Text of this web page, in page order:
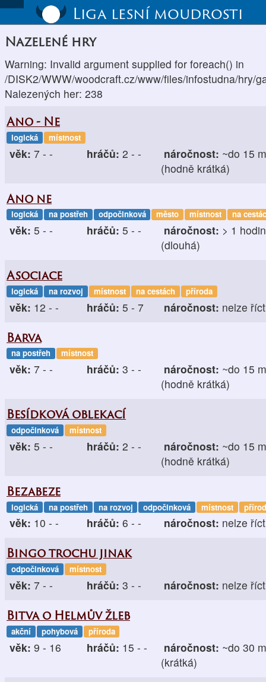
Liga lesní moudrosti
Nazelené hry
Warning: Invalid argument supplied for foreach() in
/DISK2/WWW/woodcraft.cz/www/files/infostudna/hry/
Nalezených her: 238
Ano - Ne
logická místnost
věk: 7 - - hráčů: 2 - - náročnost: ~do 15
(hodně krátká)
Ano ne
logická na postřeh odpočinková město místnost na
věk: 5 - - hráčů: 5 - - náročnost: > 1
(dlouhá)
Asociace
logická na rozvoj místnost na cestách příroda
věk: 12 - - hráčů: 5 - 7 náročnost: nelze říct
Barva
na postřeh místnost
věk: 7 - - hráčů: 3 - - náročnost: ~do 15
(hodně krátká)
Besídková oblekací
odpočinková místnost
věk: 5 - - hráčů: 2 - - náročnost: ~do 15
(hodně krátká)
Bezabeze
logická na postřeh na rozvoj odpočinková místnost
věk: 10 - - hráčů: 6 - - náročnost: nelze říct
Bingo trochu jinak
odpočinková místnost
věk: 7 - - hráčů: 3 - - náročnost: nelze říct
Bitva o Helmův žleb
akční pohybová příroda
věk: 9 - 16 hráčů: 15 - - náročnost: ~do 30
(krátká)